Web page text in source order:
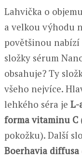
Lahvička o
a velkou výhodu
povětšinou nabízí
složky sérum
obsahuje? Ty
všeho nejvíce.
lehkého séra je L-
forma vitaminu C
pokožku). Další
Boerhavia diffusa